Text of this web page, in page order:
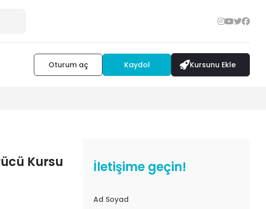
Oturum aç Kaydol Kursunu Ekle
Kursu İletişime geçin!
Ad Soyad